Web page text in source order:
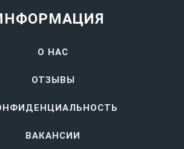
О НАС
ОТЗЫВЫ
ВАКАНСИИ